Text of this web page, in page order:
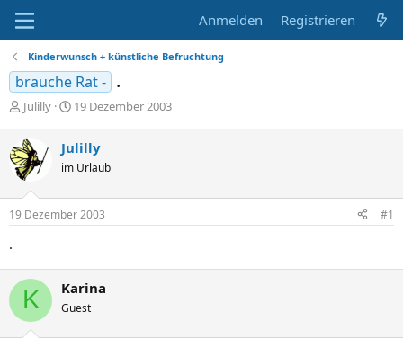
Anmelden Registrieren
Kinderwunsch + künstliche Befruchtung
brauche Rat - .
E
s
t
e
l
l
e
Julilly
E
t
e
l
t
19 Dezember 2003
Julilly
im Urlaub
19 Dezember 2003 #1
.
K Karina
Guest